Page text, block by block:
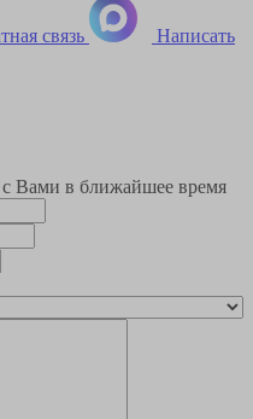
связь Написать
Вами в ближайшее время